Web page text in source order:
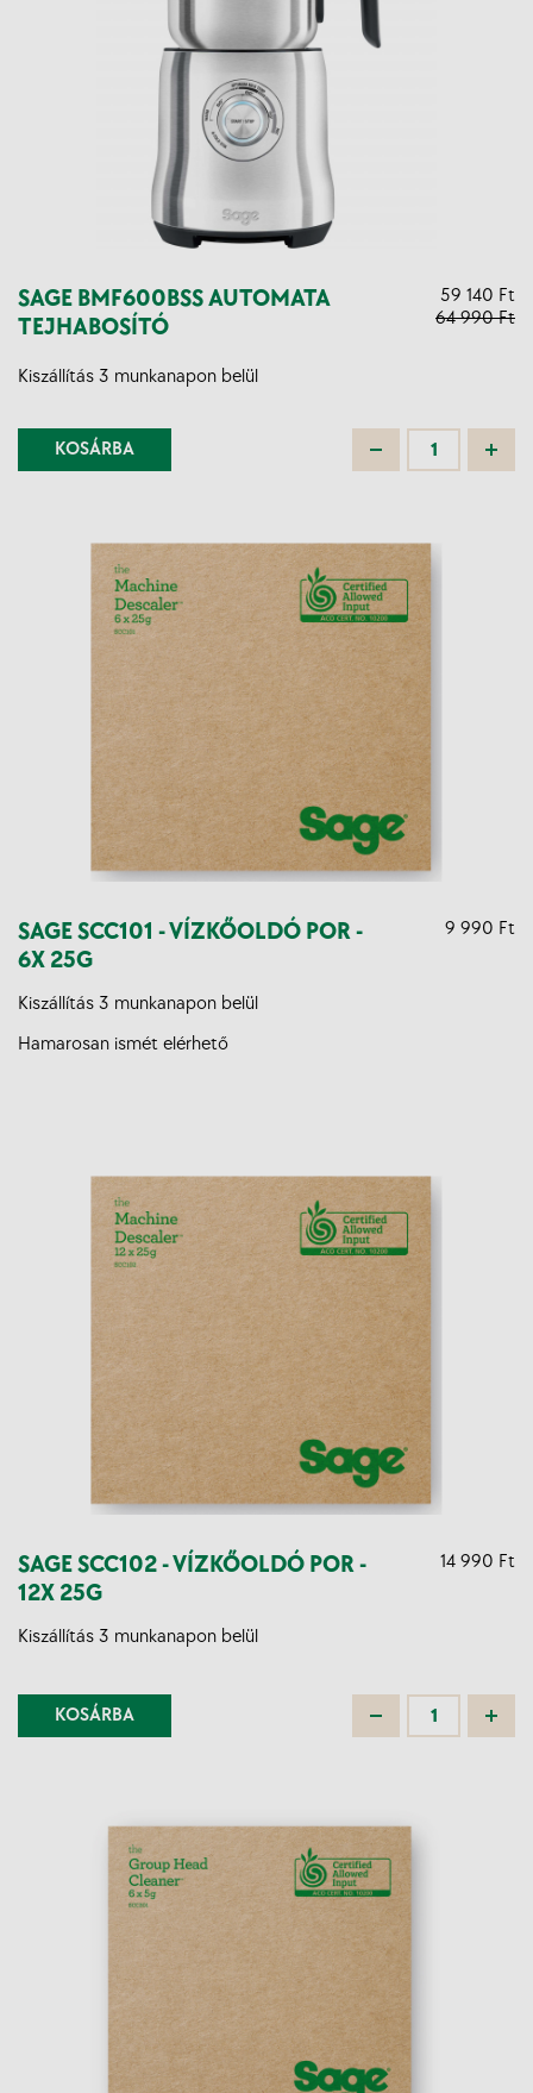
SAGE BMF600BSS AUTOMATA
TEJHABOSÍTÓ
59 140 Ft
64 990 Ft
Kiszállítás 3 munkanapon belül
KOSÁRBA
SAGE SCC101 - VÍZKŐOLDÓ POR -
6X 25G
9 990 Ft
Kiszállítás 3 munkanapon belül
Hamarosan ismét elérhető
SAGE SCC102 - VÍZKŐOLDÓ POR -
12X 25G
14 990 Ft
Kiszállítás 3 munkanapon belül
KOSÁRBA